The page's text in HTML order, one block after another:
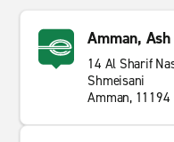
Amman,
14 Al Sharif
Shmeisani
Amman, 11194